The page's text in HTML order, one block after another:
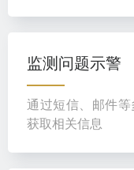
监测问题示警
通过短信、邮件
获取相关信息